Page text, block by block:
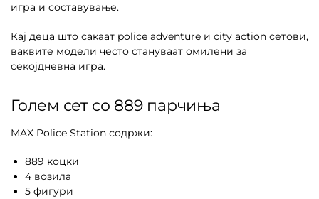
игра и составување.
Кај деца што сакаат police adventure и city action сетови,
ваквите модели често стануваат омилени за
секојдневна игра.
Голем сет со 889 парчиња
MAX Police Station содржи:
889 коцки
4 возила
5 фигури